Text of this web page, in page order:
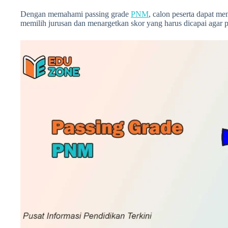
Dengan memahami passing grade PNM, calon peserta dapat
memilih jurusan dan menargetkan skor yang harus dicapai agar